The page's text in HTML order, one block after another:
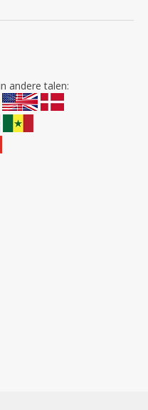
andere talen: